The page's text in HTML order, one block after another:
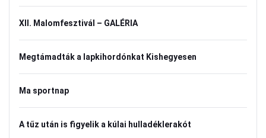
XII. Malomfesztivál – GALÉRIA
Megtámadták a lapkihordónkat Kishegyesen
Ma sportnap
A tűz után is figyelik a kúlai hulladéklerakót